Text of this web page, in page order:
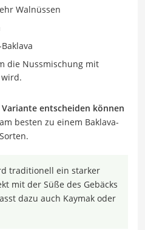
Walnüssen
die Nussmischung mit
entscheiden können
besten zu einem Baklava-
traditionell ein starker
mit der Süße des Gebäcks
dazu auch Kaymak oder